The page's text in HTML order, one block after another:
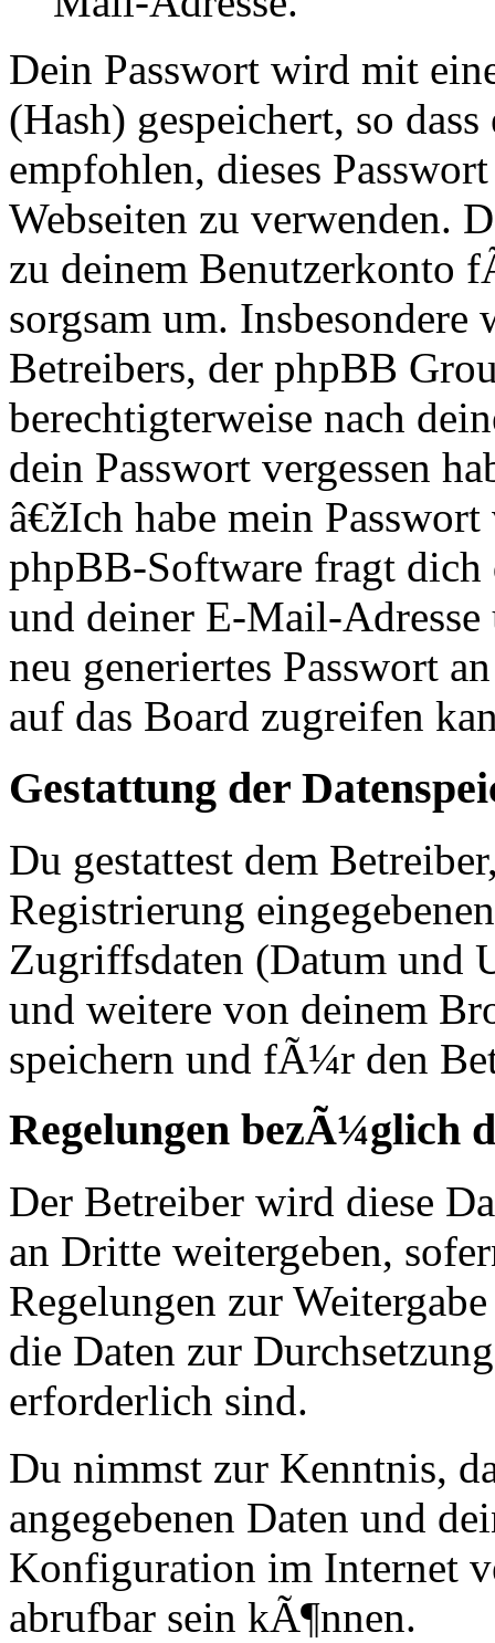
Dein Passwort wird mit
(Hash) gespeichert, so
empfohlen, dieses
Webseiten zu verwenden.
zu deinem Benutzerkonto
sorgsam um.
Betreibers, der phpBB
berechtigterweise nach
dein Passwort vergessen
â€žIch habe mein
phpBB-Software fragt dich
und deiner E-Mail-
neu generiertes Passwort
auf das Board zugreifen
Gestattung der
Du gestattest dem
Registrierung
Zugriffsdaten (Datum und
und weitere von deinem
speichern und fÃ¼r den
Regelungen bezÃ¼glich
Der Betreiber wird diese
an Dritte weitergeben,
Regelungen zur
die Daten zur
erforderlich sind.
Du nimmst zur Kenntnis,
angegebenen Daten und
Konfiguration im Internet
abrufbar sein kÃ¶nnen.